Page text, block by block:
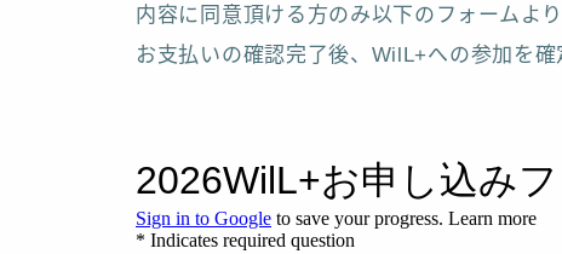
内容に同意頂ける方のみ以下のフォームよ
お支払いの確認完了後、WilL+への参加を確